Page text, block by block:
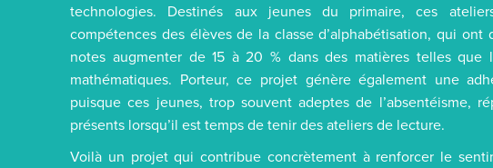
technologies. Destinés aux jeunes du primaire, ces
compétences des élèves de la classe d’alphabétisation, qui ont
notes augmenter de 15 à 20 % dans des matières telles que
mathématiques. Porteur, ce projet génère également une
puisque ces jeunes, trop souvent adeptes de l’absentéisme,
présents lorsqu’il est temps de tenir des ateliers de lecture.
Voilà un projet qui contribue concrètement à renforcer le